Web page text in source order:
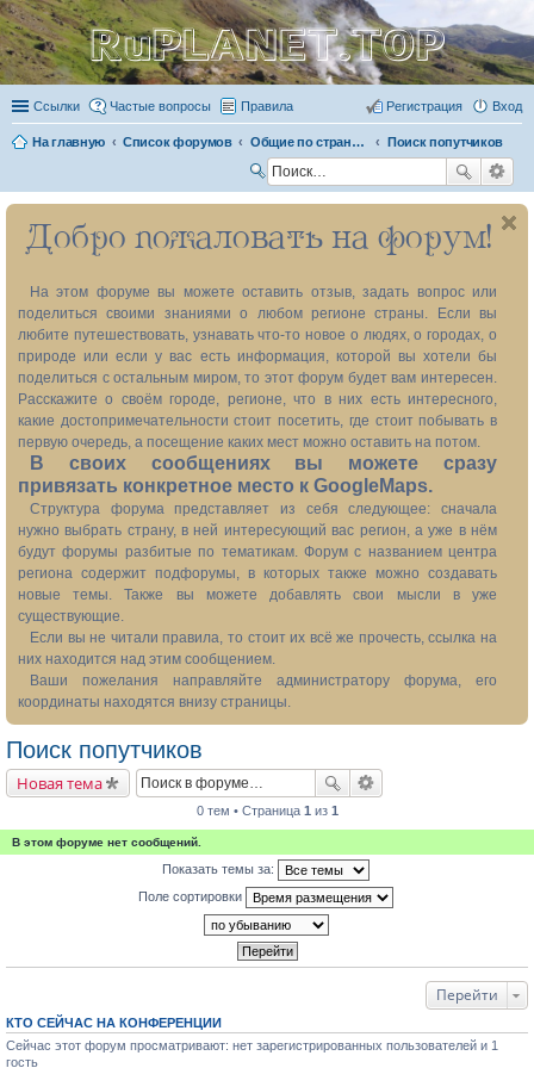
RuPLANET.TOP
Ссылки Частые вопросы Правила Вход
Регистрация
На главную Список форумов Общие по стране темы Поиск попутчиков
ск
Добро пожаловать на форум!
На этом форуме вы можете оставить отзыв, задать вопрос или
поделиться своими знаниями о любом регионе страны. Если вы
любите путешествовать, узнавать что-то новое о людях, о городах, о
природе или если у вас есть информация, которой вы хотели бы
поделиться с остальным миром, то этот форум будет вам интересен.
Расскажите о своём городе, регионе, что в них есть интересного,
какие достопримечательности стоит посетить, где стоит побывать в
первую очередь, а посещение каких мест можно оставить на потом.
В своих сообщениях вы можете сразу
привязать конкретное место к GoogleMaps.
Структура форума представляет из себя следующее: сначала
нужно выбрать страну, в ней интересующий вас регион, а уже в нём
будут форумы разбитые по тематикам. Форум с названием центра
региона содержит подфорумы, в которых также можно создавать
новые темы. Также вы можете добавлять свои мысли в уже
существующие.
Если вы не читали правила, то стоит их всё же прочесть, ссылка на
них находится над этим сообщением.
Ваши пожелания направляйте администратору форума, его
координаты находятся внизу страницы.
Поиск попутчиков
Новая тема
0 тем • Страница 1 из 1
В этом форуме нет сообщений.
Показать темы за:
Поле сортировки
Перейти
КТО СЕЙЧАС НА КОНФЕРЕНЦИИ
Сейчас этот форум просматривают: нет зарегистрированных пользователей и 1
гость